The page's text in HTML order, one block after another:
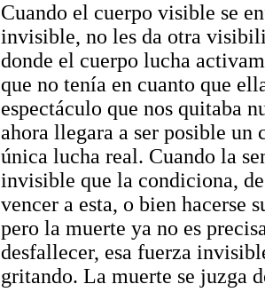
Cuando el cuerpo visible se
invisible, no les da otra
donde el cuerpo lucha
que no tenía en cuanto que
espectáculo que nos quitaba
ahora llegara a ser posible un
única lucha real. Cuando la
invisible que la condiciona,
vencer a esta, o bien hacerse
pero la muerte ya no es
desfallecer, esa fuerza
gritando. La muerte se juzga